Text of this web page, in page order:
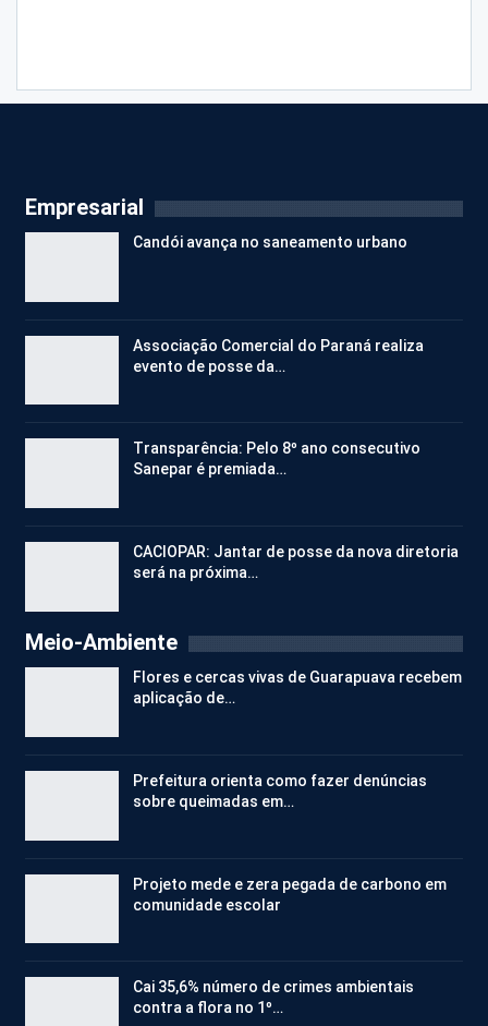
Empresarial
Candói avança no saneamento urbano
Associação Comercial do Paraná realiza
evento de posse da…
Transparência: Pelo 8º ano consecutivo
Sanepar é premiada…
CACIOPAR: Jantar de posse da nova diretoria
será na próxima…
Meio-Ambiente
Flores e cercas vivas de Guarapuava recebem
aplicação de…
Prefeitura orienta como fazer denúncias
sobre queimadas em…
Projeto mede e zera pegada de carbono em
comunidade escolar
Cai 35,6% número de crimes ambientais
contra a flora no 1º…